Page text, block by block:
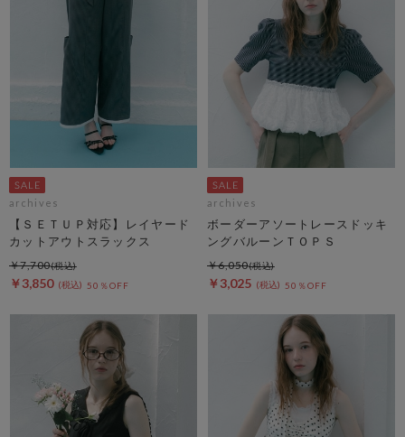
archives
【ＳＥＴＵＰ対応】レイヤード
カットアウトスラックス
￥3,850 50％OFF
￥7,700
archives
ボーダーアソートレースドッキ
ングバルーンＴＯＰＳ
￥3,025 50％OFF
￥6,050